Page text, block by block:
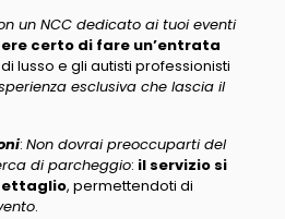
un NCC dedicato ai tuoi eventi
certo di fare un’entrata
lusso e gli autisti professionisti
esclusiva che lascia il
: Non dovrai preoccuparti del
di parcheggio: il servizio si
, permettendoti di
.